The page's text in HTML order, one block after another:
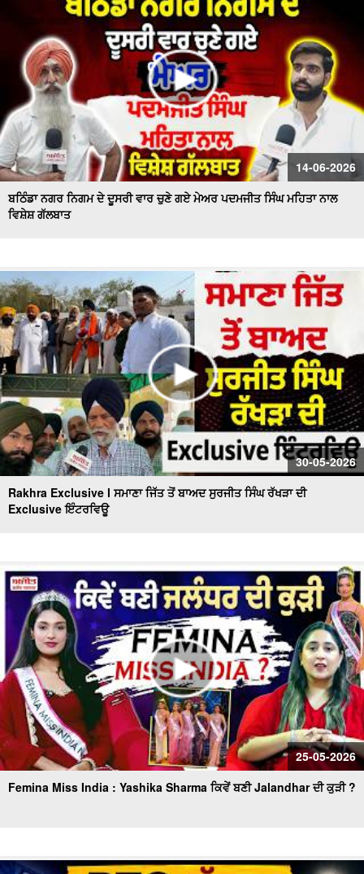
14-06-2026
ਬਠਿੰਡਾ ਨਗਰ ਨਿਗਮ ਦੇ ਦੂਸਰੀ ਵਾਰ ਚੁਣੇ ਗਏ ਮੇਅਰ ਪਦਮਜੀਤ ਸਿੰਘ ਮਹਿਤਾ ਨਾਲ
ਵਿਸ਼ੇਸ਼ ਗੱਲਬਾਤ
30-05-2026
Rakhra Exclusive l ਸਮਾਣਾ ਜਿੱਤ ਤੋਂ ਬਾਅਦ ਸੁਰਜੀਤ ਸਿੰਘ ਰੱਖੜਾ ਦੀ
Exclusive ਇੰਟਰਵਿਊ
25-05-2026
Femina Miss India : Yashika Sharma ਕਿਵੇਂ ਬਣੀ Jalandhar ਦੀ ਕੁੜੀ ?